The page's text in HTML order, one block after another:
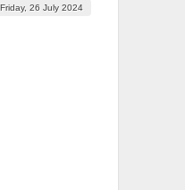
Friday, 26 July 2024